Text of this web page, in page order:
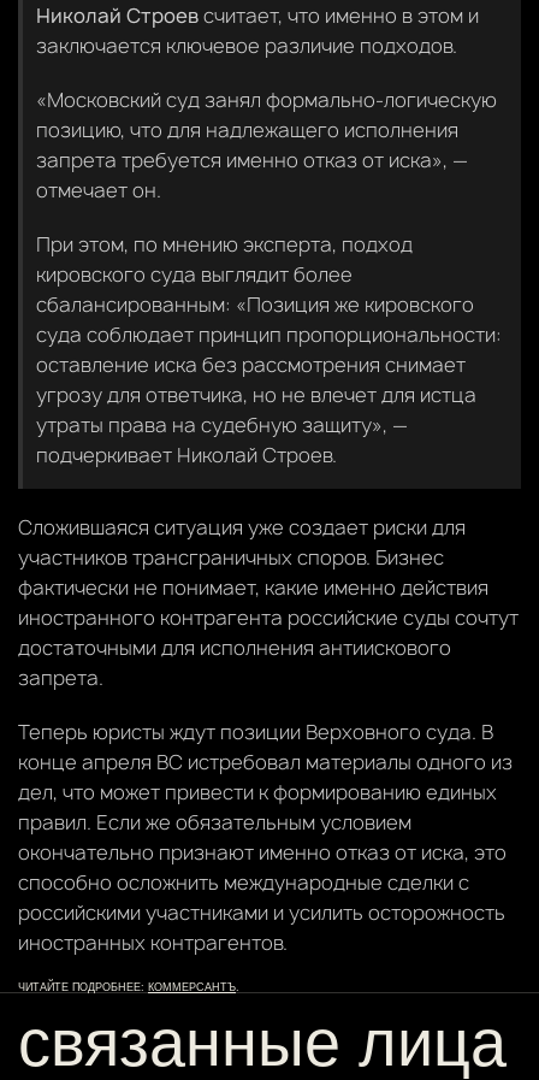
Николай Строевсчитает, что именно в этом и
заключается ключевое различие подходов.
«Московский суд занял формально-логическую
позицию, что для надлежащего исполнения
запрета требуется именно отказ от иска», —
отмечает он.
При этом, по мнению эксперта, подход
кировского суда выглядит более
сбалансированным: «Позиция же кировского
суда соблюдает принцип пропорциональности:
оставление иска без рассмотрения снимает
угрозу для ответчика, но не влечет для истца
утраты права на судебную защиту», —
подчеркивает Николай Строев.
Сложившаяся ситуация уже создает риски для
участников трансграничных споров. Бизнес
фактически не понимает, какие именно действия
иностранного контрагента российские суды сочтут
достаточными для исполнения антиискового
запрета.
Теперь юристы ждут позиции Верховного суда. В
конце апреля ВС истребовал материалы одного из
дел, что может привести к формированию единых
правил. Если же обязательным условием
окончательно признают именно отказ от иска, это
способно осложнить международные сделки с
российскими участниками и усилить осторожность
иностранных контрагентов.
ЧИТАЙТЕ ПОДРОБНЕЕ: КОММЕРСАНТЪ
связанные лица